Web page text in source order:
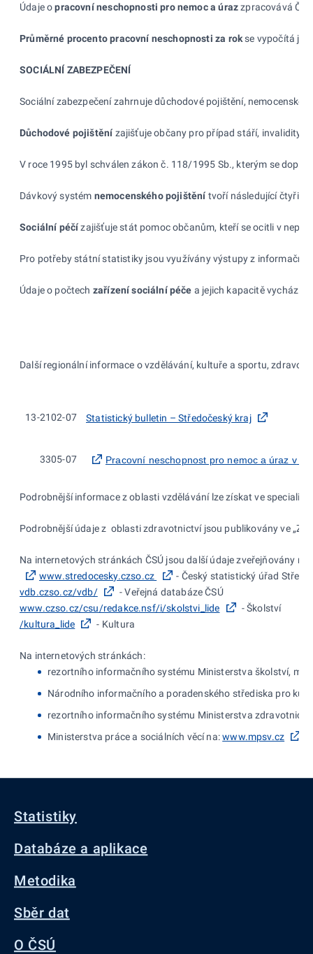
Údaje opracovní neschopnosti pro nemoc a úrazzpracovává
Průměrné procento pracovní neschopnosti za rokse vypočítá
SOCIÁLNÍ ZABEZPEČENÍ
Sociální zabezpečení zahrnuje důchodové pojištění,
Důchodové pojištění zajišťuje občany pro případ stáří, invalidity
V roce 1995 byl schválen zákon č. 118/1995 Sb., kterým se
Dávkový systém nemocenského pojištění tvoří následující čtyři
Sociální péčízajišťuje stát pomoc občanům, kteří se ocitli v
Pro potřeby státní statistiky jsou využívány výstupy z
Údaje o počtech zařízení sociální péče a jejich kapacitě vychází
Další regionální informace o vzdělávání, kultuře a sportu,
13-2102-07 Statistický bulletin – Středočeský kraj
3305-07 Pracovní neschopnost pro nemoc a úraz v
Podrobnější informace z oblasti vzdělávání lze získat ve
Podrobnější údaje z oblasti zdravotnictví jsou publikovány ve
Na internetových stránkách ČSÚ jsou další údaje zveřejňovány na:
www.stredocesky.czso.cz
- Český statistický úřad
vdb.czso.cz/vdb/
- Veřejná databáze ČSÚ
www.czso.cz/csu/redakce.nsf/i/skolstvi_lide
- Školství
/kultura_lide
- Kultura
Na internetových stránkách:
rezortního informačního systému Ministerstva školství,
Národního informačního a poradenského střediska pro
rezortního informačního systému Ministerstva
Ministerstva práce a sociálních věcí na:www.mpsv.cz
Statistiky
Databáze a aplikace
Metodika
Sběr dat
O ČSÚ